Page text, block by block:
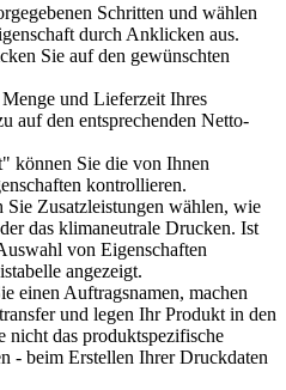
Schritten und wählen
durch Anklicken aus.
Sie auf den gewünschten
und Lieferzeit Ihres
auf den entsprechenden Netto-
können Sie die von Ihnen
kontrollieren.
Zusatzleistungen wählen, wie
das klimaneutrale Drucken. Ist
von Eigenschaften
angezeigt.
einen Auftragsnamen, machen
und legen Ihr Produkt in den
nicht das produktspezifische
- beim Erstellen Ihrer Druckdaten